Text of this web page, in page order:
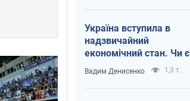
Україна вступила в
надзвичайний
економічний стан. Чи є
світло вкінці тунелю?
Вадим Денисенко 1,3 т.